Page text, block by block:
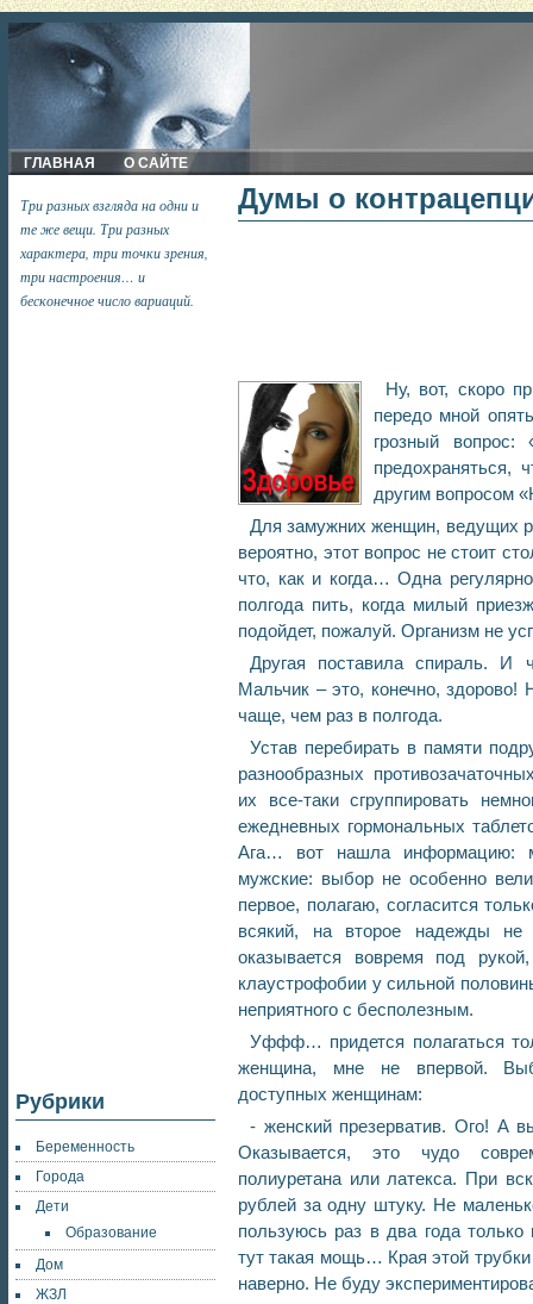
ГЛАВНАЯ О САЙТЕ
Три разных взгляда на одни и
те же вещи. Три разных
характера, три точки зрения,
три настроения… и
бесконечное число вариаций.
Рубрики
Беременность
Города
Дети
Образование
Дом
ЖЗЛ
Думы о
Ну, вот, скоро
передо мной
грозный
предохраняться,
другим вопросом
Для замужних женщин, ведущих
вероятно, этот вопрос не стоит
что, как и когда… Одна
полгода пить, когда милый
подойдет, пожалуй. Организм не
Другая поставила спираль. И
Мальчик – это, конечно, здорово!
чаще, чем раз в полгода.
Устав перебирать в памяти
разнообразных
их все-таки сгруппировать
ежедневных гормональных
Ага… вот нашла информацию:
мужские: выбор не особенно
первое, полагаю, согласится
всякий, на второе надежды
оказывается вовремя под
клаустрофобии у сильной
неприятного с бесполезным.
Уффф… придется полагаться
женщина, мне не впервой.
доступных женщинам:
- женский презерватив. Ого! А
Оказывается, это чудо
полиуретана или латекса. При
рублей за одну штуку. Не
пользуюсь раз в два года
тут такая мощь… Края этой
наверно. Не буду